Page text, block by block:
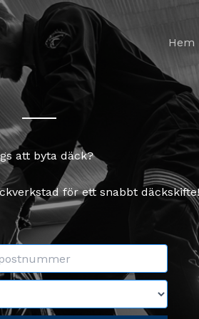
Hem
att byta däck?
för ett snabbt däckskifte!